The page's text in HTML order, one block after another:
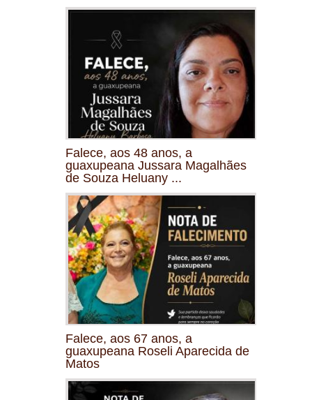
Falece, aos 48 anos, a
guaxupeana Jussara Magalhães
de Souza Heluany ...
Falece, aos 67 anos, a
guaxupeana Roseli Aparecida de
Matos